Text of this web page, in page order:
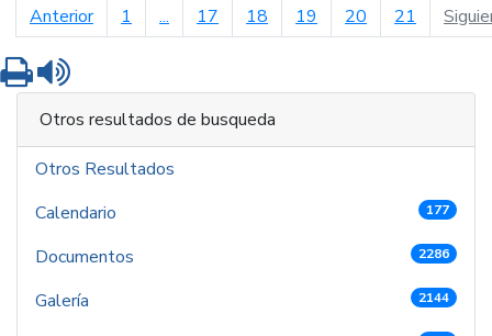
Anteriorpágina anterior
1 ... 17 18 19 20 21
Imprimir
Otros resultados de busqueda
Otros Resultados
Calendario
177
Documentos 2286
Galería 2144